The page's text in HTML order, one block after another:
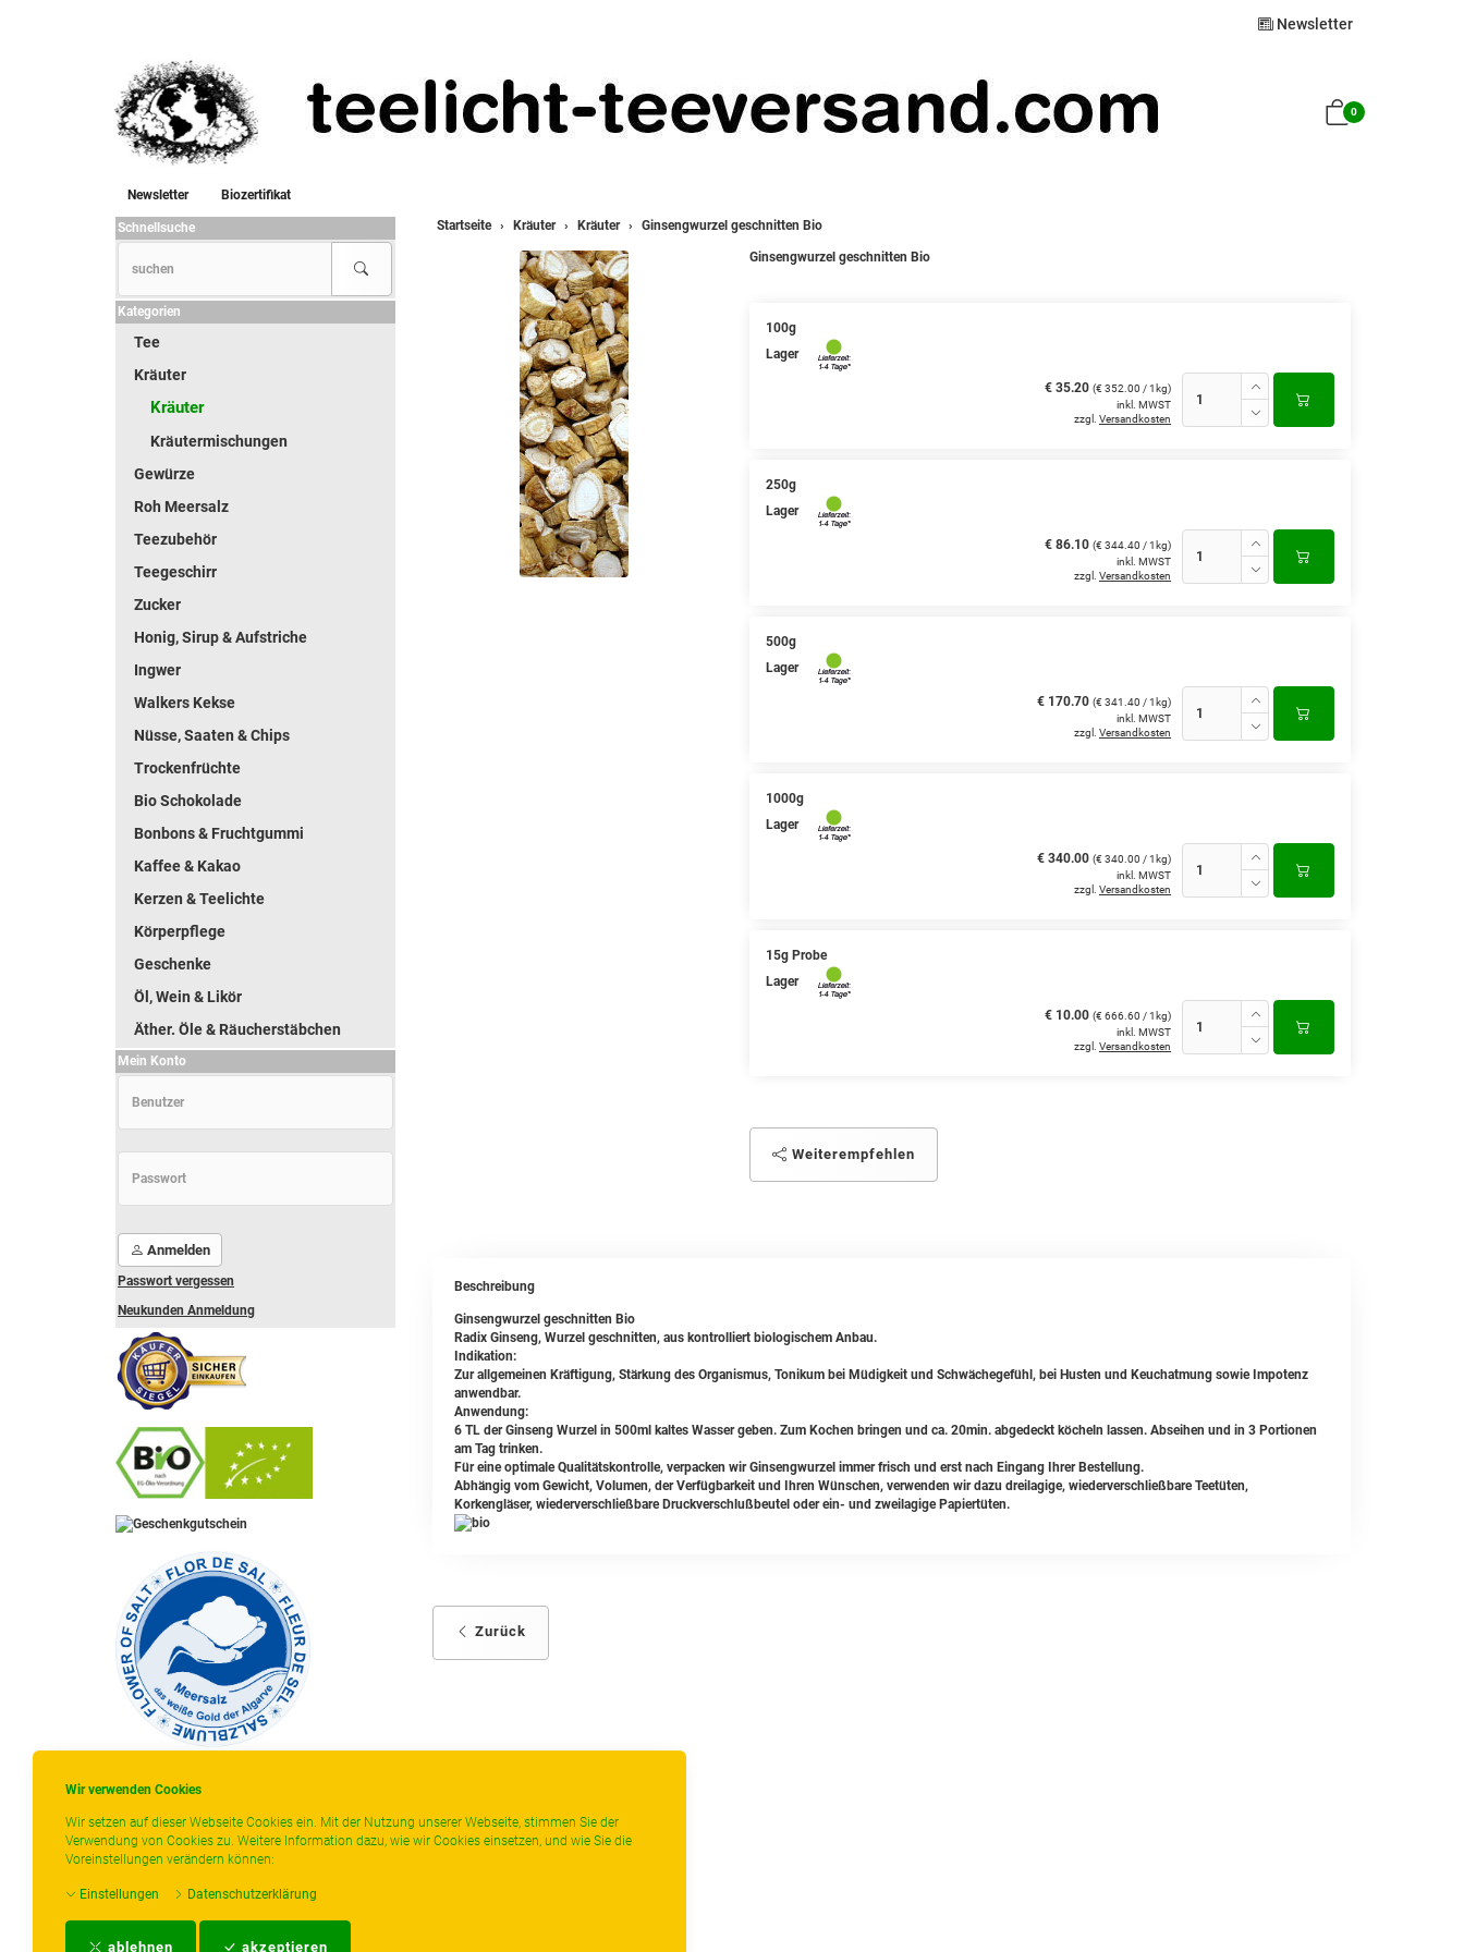
Wir verwenden Cookies
Wir setzen auf dieser Webseite Cookies ein. Mit der Nutzung unserer Webseite, stimmen Sie der
Verwendung von Cookies zu. Weitere Information dazu, wie wir Cookies einsetzen, und wie Sie die
Voreinstellungen verändern können:
Einstellungen Datenschutzerklärung
ablehnen akzeptieren
Newsletter
0
Newsletter
Biozertifikat
Startseite
Kräuter Kräuter Ginsengwurzel geschnitten Bio
Ginsengwurzel geschnitten Bio
100g
Lager
€ 35.20 (€ 352.00 / 1kg)
inkl. MWST
zzgl. Versandkosten
250g
Lager
€ 86.10 (€ 344.40 / 1kg)
inkl. MWST
zzgl. Versandkosten
500g
Lager
€ 170.70 (€ 341.40 / 1kg)
inkl. MWST
zzgl. Versandkosten
1000g
Lager
€ 340.00 (€ 340.00 / 1kg)
inkl. MWST
zzgl. Versandkosten
15g Probe
Lager
€ 10.00 (€ 666.60 / 1kg)
inkl. MWST
zzgl. Versandkosten
Weiterempfehlen
Beschreibung
Ginsengwurzel geschnitten Bio
Radix Ginseng, Wurzel geschnitten, aus kontrolliert biologischem Anbau.
Indikation:
Zur allgemeinen Kräftigung, Stärkung des Organismus, Tonikum bei Müdigkeit und Schwächegefühl, bei Husten und Keuchatmung sowie Impotenz
anwendbar.
Anwendung:
6 TL der Ginseng Wurzel in 500ml kaltes Wasser geben. Zum Kochen bringen und ca. 20min. abgedeckt köcheln lassen. Abseihen und in 3 Portionen
am Tag trinken.
Für eine optimale Qualitätskontrolle, verpacken wir Ginsengwurzel immer frisch und erst nach Eingang Ihrer Bestellung.
Abhängig vom Gewicht, Volumen, der Verfügbarkeit und Ihren Wünschen, verwenden wir dazu dreilagige, wiederverschließbare Teetüten,
Korkengläser, wiederverschließbare Druckverschlußbeutel oder ein- und zweilagige Papiertüten.
Zurück
Schnellsuche
Kategorien
Tee
Kräuter
Kräuter
Kräutermischungen
Gewürze
Roh Meersalz
Teezubehör
Teegeschirr
Zucker
Honig, Sirup & Aufstriche
Ingwer
Walkers Kekse
Nüsse, Saaten & Chips
Trockenfrüchte
Bio Schokolade
Bonbons & Fruchtgummi
Kaffee & Kakao
Kerzen & Teelichte
Körperpflege
Geschenke
Öl, Wein & Likör
Äther. Öle & Räucherstäbchen
Mein Konto
Anmelden
Passwort vergessen
Neukunden Anmeldung
* gilt für Lieferungen innerhalb Deutschlands,
bitte der Schaltfläche mit den